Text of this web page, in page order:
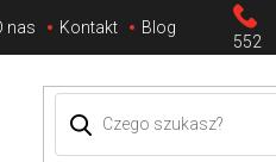
552
nas Kontakt Blog